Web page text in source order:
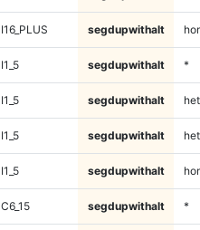
I16_PLUS segdupwithalt
I1_5 segdupwithalt *
I1_5 segdupwithalt het
I1_5 segdupwithalt
I1_5 segdupwithalt
C6_15 segdupwithalt *